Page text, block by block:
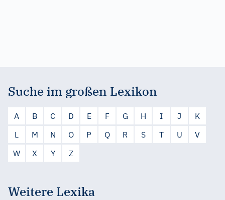
Suche im großen Lexikon
A B C D E F G H I J
K
L
M N O P Q R S T U
V
W
X Y Z
Weitere Lexika